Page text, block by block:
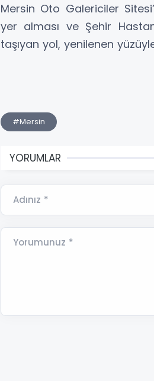
Mersin Oto Galericiler
yer alması ve Şehir
taşıyan yol, yenilenen
#Mersin
YORUMLAR
Adınız *
Yorumunuz *